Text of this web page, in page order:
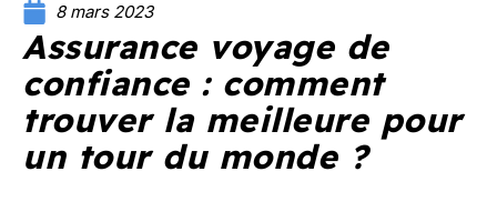
8 mars 2023
Assurance voyage de
confiance : comment
trouver la meilleure pour
un tour du monde ?